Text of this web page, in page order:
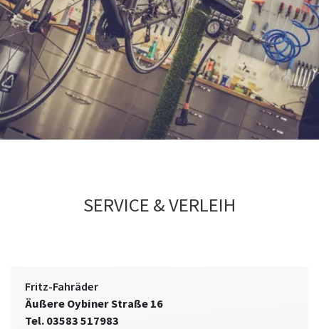
SERVICE & VERLEIH
Fritz-Fahräder
Äußere Oybiner Straße 16
Tel. 03583 517983